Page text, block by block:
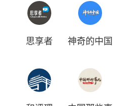
思享者 神奇的中国